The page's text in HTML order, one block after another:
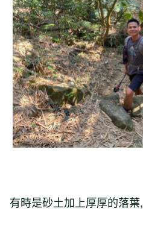
有時是砂土加上厚厚的落葉,